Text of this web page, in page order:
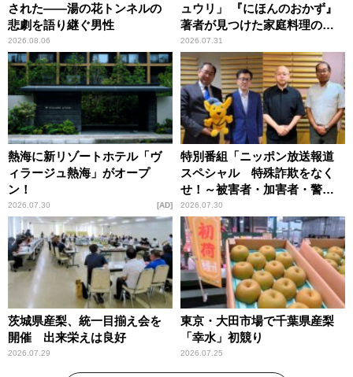
された――湯の花トンネルの
悲劇を語り継ぐ男性
2026.08.06
ュウリ」 『にほんのおかず』
著者が見つけた家庭料理の知
恵
2026.07.31
熱海に新リゾートホテル「ヴ
ィラージュ熱海」がオープ
ン！
2026.07.30 AD
特別番組「ニッポン放送報道
スペシャル 特殊詐欺をなく
せ！～被害者・加害者・警視
庁が語るトクリュウの実態
～」放送
2026.07.30
茨城県産梨、統一目揃え会を
開催 出来栄えは良好
2026.07.29
東京・大田市場で千葉県産梨
「幸水」初競り
2026.07.25